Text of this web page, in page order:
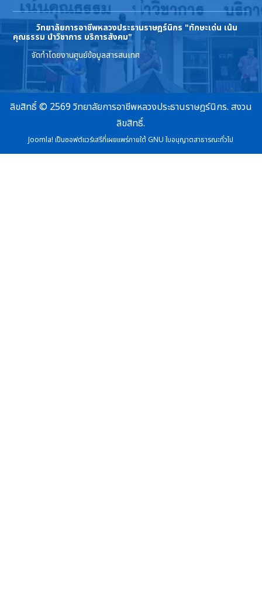
วิทยาลัยการอาชีพหลวงประธานราษฎร์นิกร "ทักษะเด่น เน้น
คุณธรรม นำวิชาการ บริการสังคม"
จัดทำโดยงานศูนย์ข้อมูลสารสนเทศ
ลิขสิทธิ์ © 2569 วิทยาลัยการอาชีพหลวงประธานราษฎร์นิกร. สงวน
ลิขสิทธิ์.
Joomla! เป็นซอฟต์แวร์เสรีที่เผยแพร่ภายใต้GNU ใบอนุญาตสาธารณะทั่วไป